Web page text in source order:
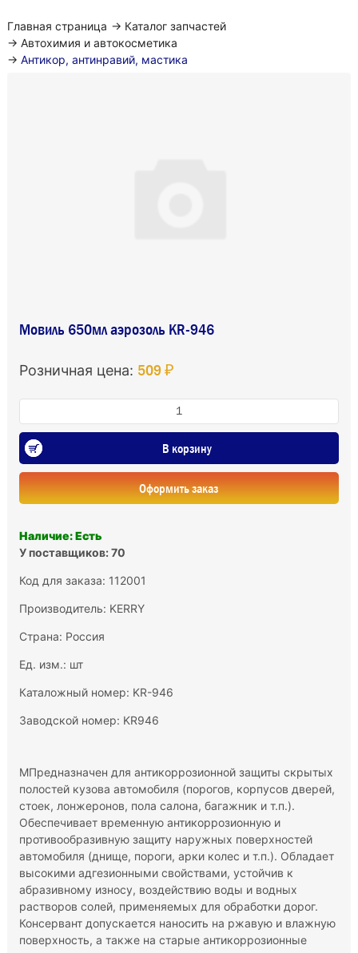
Главная страница → Каталог запчастей
→ Автохимия и автокосметика
→ Антикор, антинравий, мастика
Мовиль 650мл аэрозоль KR-946
Розничная цена: 509 ₽
В корзину
Оформить заказ
Наличие: Есть
У поставщиков: 70
Код для заказа: 112001
Производитель: KERRY
Страна: Россия
Ед. изм.: шт
Каталожный номер: KR-946
Заводской номер: KR946
МПредназначен для антикоррозионной защиты скрытых
полостей кузова автомобиля (порогов, корпусов дверей,
стоек, лонжеронов, пола салона, багажник и т.п.).
Обеспечивает временную антикоррозионную и
противообразивную защиту наружных поверхностей
автомобиля (днище, пороги, арки колес и т.п.). Обладает
высокими адгезионными свойствами, устойчив к
абразивному износу, воздействию воды и водных
растворов солей, применяемых для обработки дорог.
Консервант допускается наносить на ржавую и влажную
поверхность, а также на старые антикоррозионные